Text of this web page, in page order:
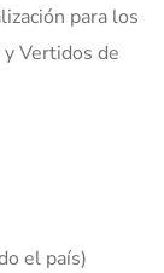
para los
Vertidos de
el país)